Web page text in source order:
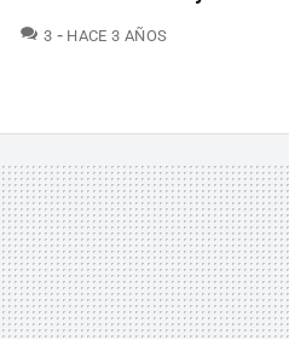
3 COMENTARIOS
HACE 3 AÑOS